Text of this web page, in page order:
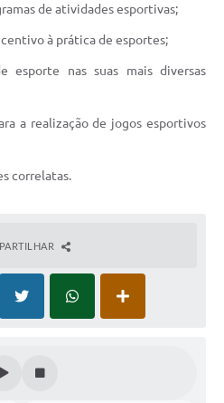
de atividades esportivas;
à prática de esportes;
esporte nas suas mais diversas
a realização de jogos esportivos
correlatas.